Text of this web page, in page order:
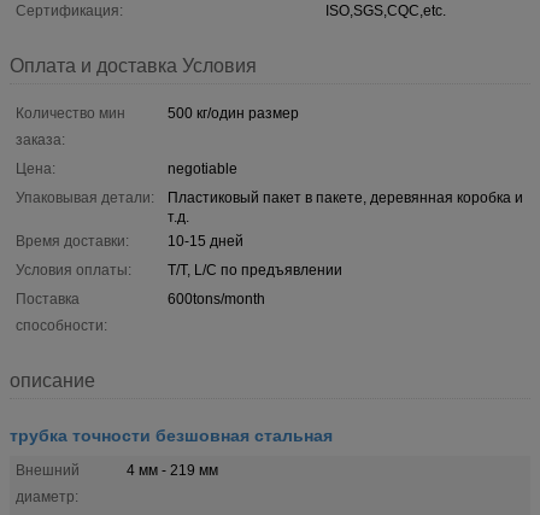
Сертификация:
ISO,SGS,CQC,etc.
Оплата и доставка Условия
Количество мин
заказа:
500 кг/один размер
Цена:
negotiable
Упаковывая детали:
Пластиковый пакет в пакете, деревянная коробка и
т.д.
Время доставки:
10-15 дней
Условия оплаты:
T/T, L/C по предъявлении
Поставка
способности:
600tons/month
описание
трубка точности безшовная стальная
Внешний
диаметр:
4 мм - 219 мм